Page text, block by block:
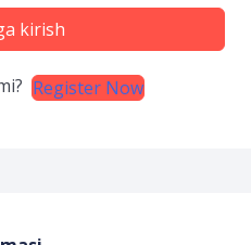
kirish
Register Now